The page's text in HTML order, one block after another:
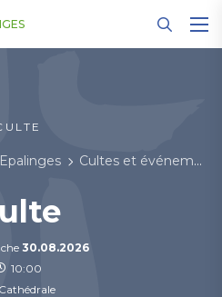
Cultes et événements
30.08.2026
10:00
Cathédrale